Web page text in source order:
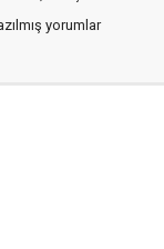
yorumlar